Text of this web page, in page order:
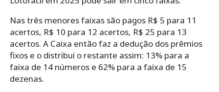
Nas três menores faixas são pagos R$ 5 para 11
acertos, R$ 10 para 12 acertos, R$ 25 para 13
acertos. A Caixa então faz a dedução dos prêmios
fixos e o distribui o restante assim: 13% para a
faixa de 14 números e 62% para a faixa de 15
dezenas.